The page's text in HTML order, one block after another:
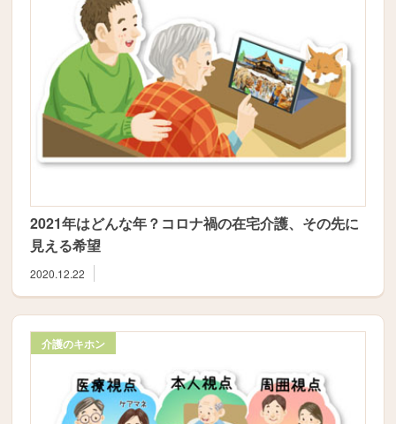
2021年はどんな年？コロナ禍の在宅介護、その先に
見える希望
2020.12.22
介護のキホン